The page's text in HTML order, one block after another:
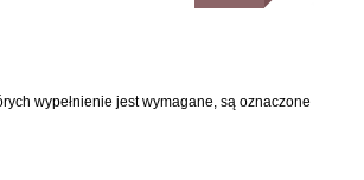
wypełnienie jest wymagane, są oznaczone